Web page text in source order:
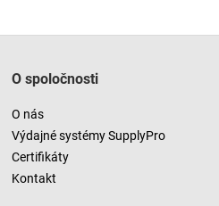
O spoločnosti
O nás
Výdajné systémy SupplyPro
Certifikáty
Kontakt